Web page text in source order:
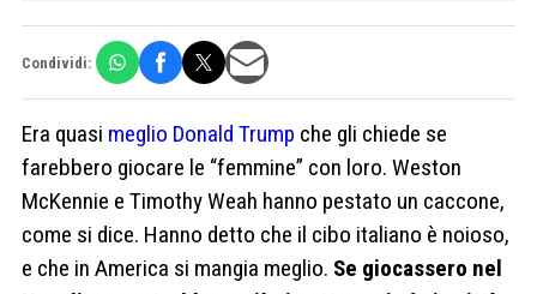
Condividi:
Era quasi meglio Donald Trump che gli chiede se
farebbero giocare le “femmine” con loro. Weston
McKennie e Timothy Weah hanno pestato un caccone,
come si dice. Hanno detto che il cibo italiano è noioso,
e che in America si mangia meglio. Se giocassero nel